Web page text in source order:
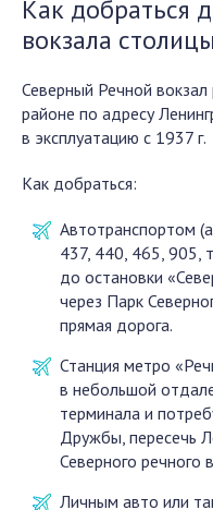
Как добраться
вокзала столицы
Северный Речной
районе по адресу
в эксплуатацию с 1937 г.
Как добраться:
Автотранспортом
437, 440, 465,
до остановки
через Парк
прямая дорога.
Станция метро
в небольшой
терминала и
Дружбы, пересечь
Северного речного
Личным авто или